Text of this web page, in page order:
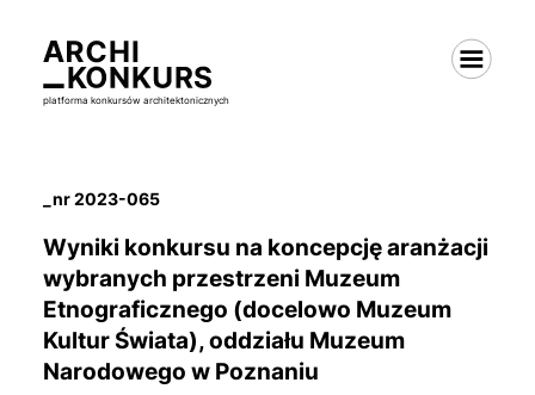
platforma konkursów architektonicznych
_nr 2023-065
Wyniki konkursu na koncepcję aranżacji
wybranych przestrzeni Muzeum
Etnograficznego (docelowo Muzeum
Kultur Świata), oddziału Muzeum
Narodowego w Poznaniu